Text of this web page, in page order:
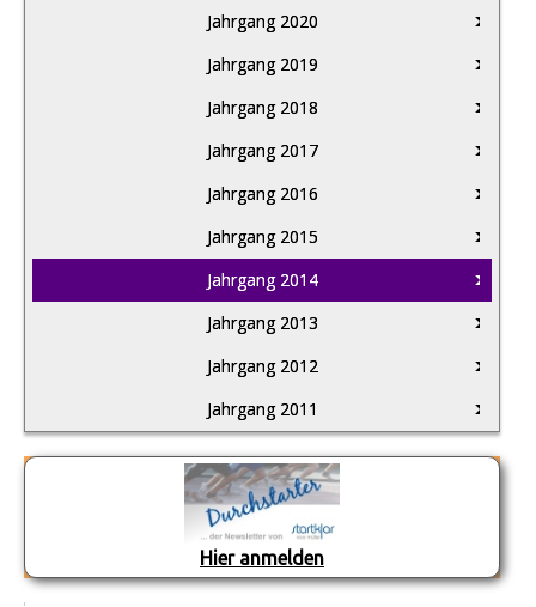
Jahrgang 2020
Jahrgang 2019
Jahrgang 2018
Jahrgang 2017
Jahrgang 2016
Jahrgang 2015
Jahrgang 2014
Jahrgang 2013
Jahrgang 2012
Jahrgang 2011
Hier anmelden